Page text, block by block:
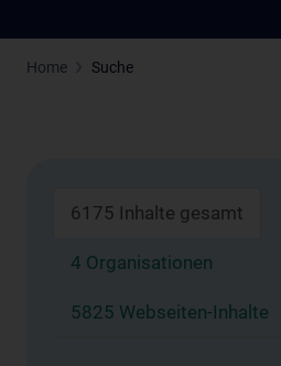
Home Suche
6175 Inhalte gesamt
4 Organisationen
5825 Webseiten-Inhalte